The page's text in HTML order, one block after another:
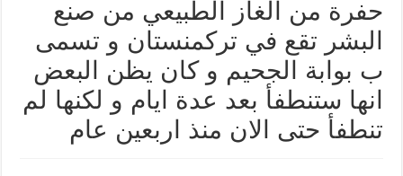
حفرة من الغاز الطبيعي من صنع
البشر تقع في تركمنستان و تسمى
ب بوابة الجحيم و كان يظن البعض
انها ستنطفأ بعد عدة ايام و لكنها لم
تنطفأ حتى الان منذ اربعين عام